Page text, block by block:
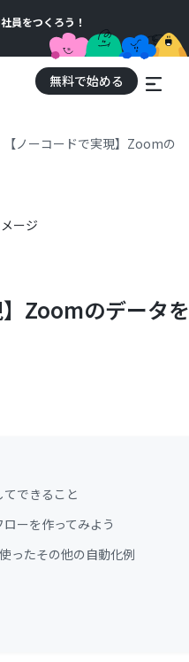
員をつくろう！
無料で始める
【ノーコードで実現】Zoomの
】Zoomのデー
できること
ーを作ってみよう
ったその他の自動化例